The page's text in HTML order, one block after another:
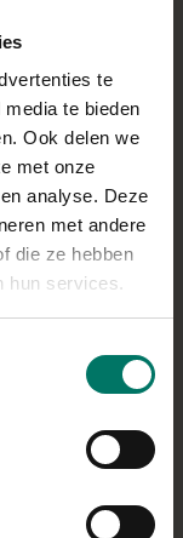
te
te bieden
Ook delen we
met onze
analyse. Deze
met andere
die ze hebben
hun services.
ook toe aan het
erg warm dus
wat over zal